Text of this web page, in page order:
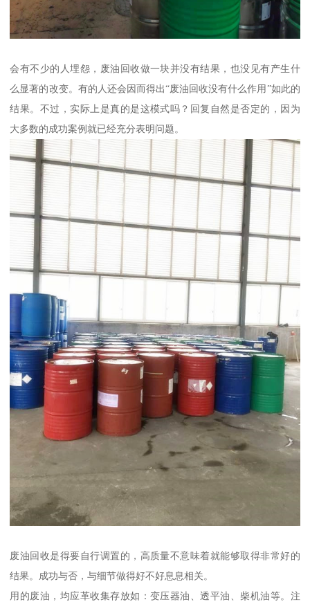
会有不少的人埋怨，废油回收做一块并没有结果，也没见有产生什
么显著的改变。有的人还会因而得出“废油回收没有什么作用”如此的
结果。不过，实际上是真的是这模式吗？回复自然是否定的，因为
大多数的成功案例就已经充分表明问题。
废油回收是得要自行调置的，高质量不意味着就能够取得非常好的
结果。成功与否，与细节做得好不好息息相关。
用的废油，均应革收集存放如：变压器油、透平油、柴机油等。注